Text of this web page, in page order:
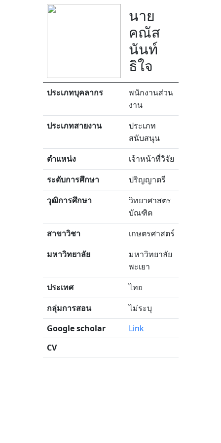
นาย
คณัส
นันท์
ธิใจ
ประเภทบุคลากร
พนักงานส่วน
งาน
ประเภทสายงาน
ประเภท
สนับสนุน
ตำแหน่ง
เจ้าหน้าที่วิจัย
ระดับการศึกษา
ปริญญาตรี
วุฒิการศึกษา
วิทยาศาสตร
บัณฑิต
สาขาวิชา
เกษตรศาสตร์
มหาวิทยาลัย
มหาวิทยาลัย
พะเยา
ประเทศ
ไทย
กลุ่มการสอน
ไม่ระบุ
Google scholar
Link
CV